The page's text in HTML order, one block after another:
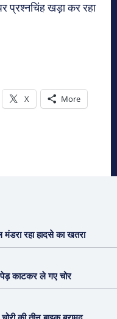
प्रश्नचिंह खड़ा कर रहा
X More
रहा हादसे का खतरा
पेड़ काटकर ले गए चोर